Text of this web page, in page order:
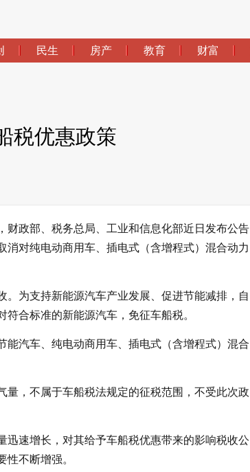
民生 房产 教育 财富
税优惠政策
财政部、税务总局、工业和信息化部近日发布公告
消对纯电动商用车、插电式（含增程式）混合动力
为支持新能源汽车产业发展、促进节能减排，自
合标准的新能源汽车，免征车船税。
汽车、纯电动商用车、插电式（含增程式）混合
，不属于车船税法规定的征税范围，不受此次政
速增长，对其给予车船税优惠带来的影响税收公
不断增强。